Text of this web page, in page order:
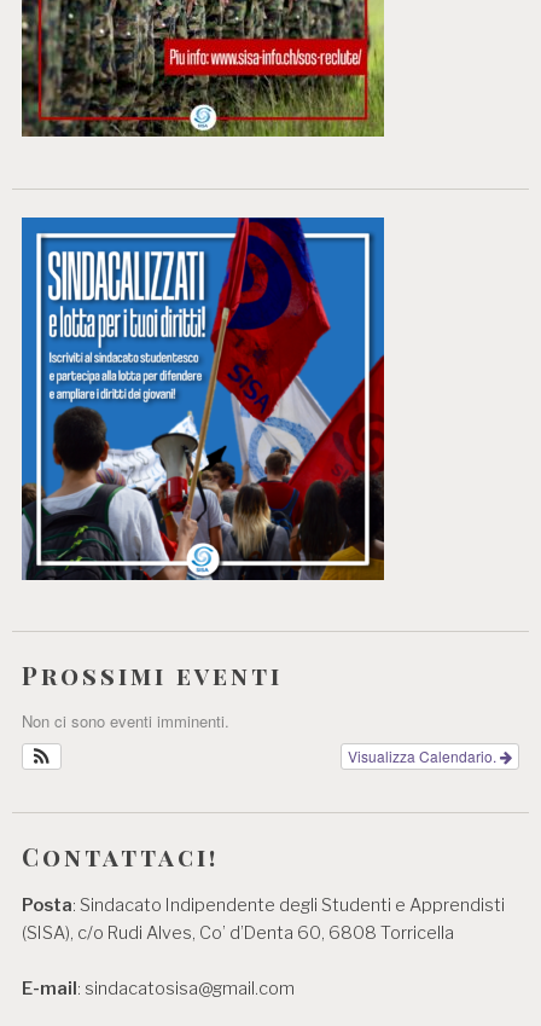
Prossimi eventi
Non ci sono eventi imminenti.
Visualizza Calendario.
Contattaci!
Posta: Sindacato Indipendente degli Studenti e Apprendisti
(SISA), c/o Rudi Alves, Co’ d’Denta 60, 6808 Torricella
E-mail : sindacatosisa@gmail.com